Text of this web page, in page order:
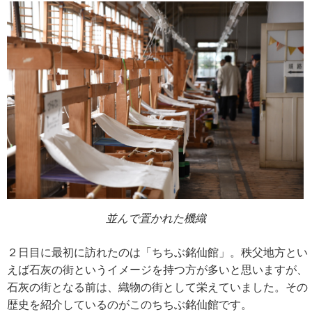
並んで置かれた機織
２日目に最初に訪れたのは「ちちぶ銘仙館」。秩父地方とい
えば石灰の街というイメージを持つ方が多いと思いますが、
石灰の街となる前は、織物の街として栄えていました。その
歴史を紹介しているのがこのちちぶ銘仙館です。